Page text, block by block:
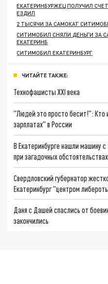
ЕКАТЕРИНБУРЖЕЦ ПОЛУЧИЛ
ЕЗДИЛ
2 ТЫСЯЧИ ЗА САМОКАТ
СИТИМОБИЛ СНЯЛИ ДЕНЬГИ ЗА
ЕКАТЕРИНБ
СИТИМОБИЛ ЕКАТЕРИНБУРГ
ЧИТАЙТЕ ТАКЖЕ:
Технофашисты XXI века
"Людей это просто бесит!": Кто
зарплатах" в России
В Екатеринбурге нашли машину
при загадочных обстоятельствах
Свердловский губернатор
Екатеринбург "центром
Даня с Дашей спаслись от
закончились